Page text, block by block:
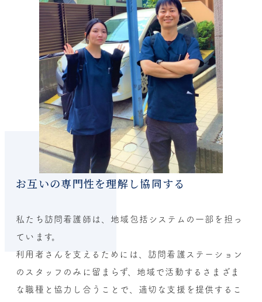
お互いの専門性を理解し協同する
私たち訪問看護師は、地域包括システムの一部を担っ
ています。
利用者さんを支えるためには、訪問看護ステーション
のスタッフのみに留まらず、地域で活動するさまざま
な職種と協力し合うことで、適切な支援を提供するこ